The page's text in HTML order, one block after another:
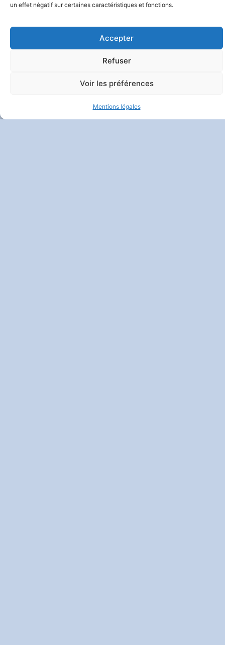
un effet négatif sur certaines caractéristiques et fonctions.
Accepter
Refuser
Voir les préférences
Mentions légales